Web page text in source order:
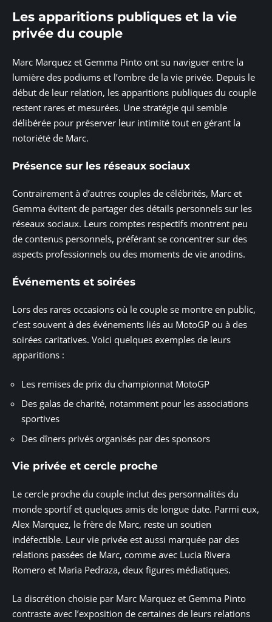
Les apparitions publiques et la vie
privée du couple
Marc Marquez et Gemma Pinto ont su naviguer entre la
lumière des podiums et l’ombre de la vie privée. Depuis le
début de leur relation, les apparitions publiques du couple
restent rares et mesurées. Une stratégie qui semble
délibérée pour préserver leur intimité tout en gérant la
notoriété de Marc.
Présence sur les réseaux sociaux
Contrairement à d’autres couples de célébrités, Marc et
Gemma évitent de partager des détails personnels sur les
réseaux sociaux. Leurs comptes respectifs montrent peu
de contenus personnels, préférant se concentrer sur des
aspects professionnels ou des moments de vie anodins.
Événements et soirées
Lors des rares occasions où le couple se montre en public,
c’est souvent à des événements liés au MotoGP ou à des
soirées caritatives. Voici quelques exemples de leurs
apparitions :
Les remises de prix du championnat MotoGP
Des galas de charité, notamment pour les associations
sportives
Des dîners privés organisés par des sponsors
Vie privée et cercle proche
Le cercle proche du couple inclut des personnalités du
monde sportif et quelques amis de longue date. Parmi eux,
Alex Marquez, le frère de Marc, reste un soutien
indéfectible. Leur vie privée est aussi marquée par des
relations passées de Marc, comme avec Lucia Rivera
Romero et Maria Pedraza, deux figures médiatiques.
La discrétion choisie par Marc Marquez et Gemma Pinto
contraste avec l’exposition de certaines de leurs relations